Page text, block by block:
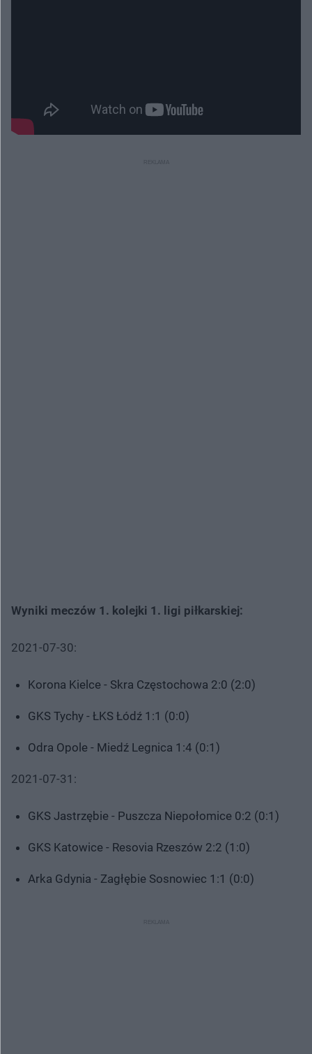
Wyniki meczów 1. kolejki 1. ligi piłkarskiej:
2021-07-30:
Korona Kielce - Skra Częstochowa 2:0 (2:0)
GKS Tychy - ŁKS Łódź 1:1 (0:0)
Odra Opole - Miedź Legnica 1:4 (0:1)
2021-07-31:
GKS Jastrzębie - Puszcza Niepołomice 0:2 (0:1)
GKS Katowice - Resovia Rzeszów 2:2 (1:0)
Arka Gdynia - Zagłębie Sosnowiec 1:1 (0:0)